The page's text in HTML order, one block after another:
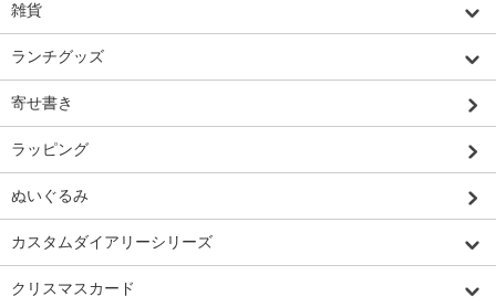
雑貨
ランチグッズ
寄せ書き
ラッピング
ぬいぐるみ
カスタムダイアリーシリーズ
クリスマスカード